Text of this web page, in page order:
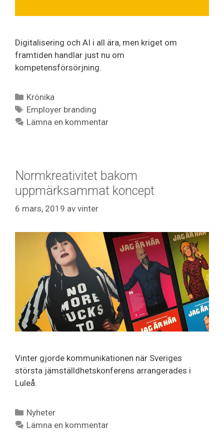
Digitalisering och AI i all ära, men kriget om
framtiden handlar just nu om
kompetensförsörjning.
Krönika
Employer branding
Lämna en kommentar
Normkreativitet bakom
uppmärksammat koncept
6 mars, 2019 av vinter
Vinter gjorde kommunikationen när Sveriges
största jämställdhetskonferens arrangerades i
Luleå.
Nyheter
Lämna en kommentar